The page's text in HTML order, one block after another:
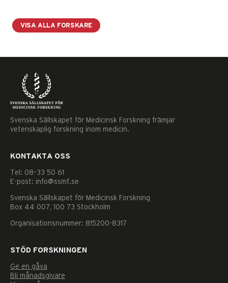
VISA ALLA FORSKARE
Svenska Sällskapet för Medicinsk Forskning främjar
vetenskaplig forskning inom medicin.
KONTAKTA OSS
Tel: 08–33 50 61
E-post: info@ssmf.se
Svenska Sällskapet för Medicinsk Forskning
Box 44 007, 100 73 Stockholm
Organisationsnummer: 815200-8317
STÖD FORSKNINGEN
Ge en gåva
Bli månadsgivare
Nödvändiga